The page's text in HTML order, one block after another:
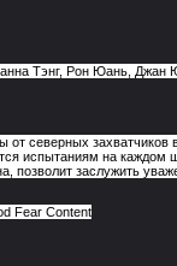
Тэнг, Рон Юань, Джан
северных захватчиков
испытаниям на каждом
позволит заслужить
Fear Content